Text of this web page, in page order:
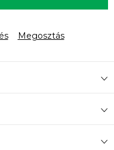
Megosztás